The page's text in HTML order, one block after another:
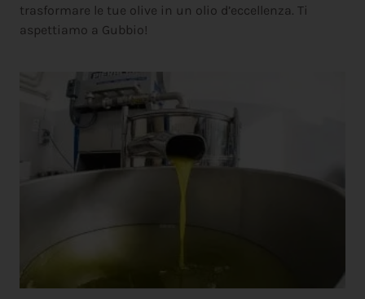
trasformare le tue olive in un olio d’eccellenza. Ti
aspettiamo a Gubbio!